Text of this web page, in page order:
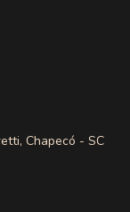
Chapecó - SC